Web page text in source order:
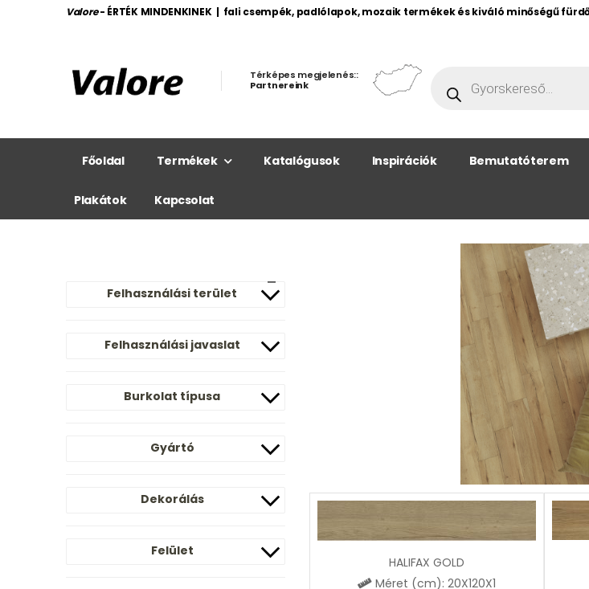
Valore - ÉRTÉK MINDENKINEK | fali csempék, padlólapok, mozaik termékek és kiváló minőségű
Térképes megjelenés::
Partnereink
Főoldal Termékek Katalógusok Inspirációk Bemutatóterem
Plakátok Kapcsolat
Felhasználási terület
Felhasználási javaslat
Burkolat típusa
Gyártó
Dekorálás
Felület
HALIFAX GOLD
Méret (cm): 20X120X1